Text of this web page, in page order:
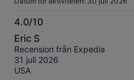
4.0/10
4.0
av
10
Eric S
Recension från Expedia
31 juli 2026
USA